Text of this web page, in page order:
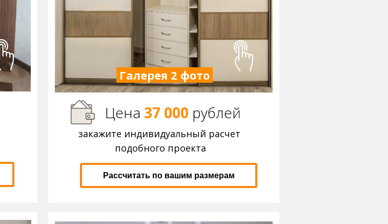
Галерея 2 фото
закажите индивидуальный расчет
подобного проекта
Цена 37 000 рублей
Рассчитать по вашим размерам